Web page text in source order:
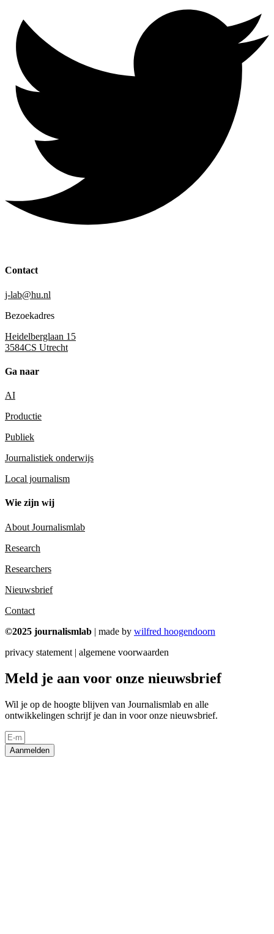
Contact
j-lab@hu.nl
Bezoekadres
Heidelberglaan 15
3584CS Utrecht
Ga naar
AI
Productie
Publiek
Journalistiek onderwijs
Local journalism
Wie zijn wij
About Journalismlab
Research
Researchers
Nieuwsbrief
Contact
©2025 journalismlab | made by wilfred hoogendoorn
privacy statement | algemene voorwaarden
Meld je aan voor onze nieuwsbrief
Wil je op de hoogte blijven van Journalismlab en alle
ontwikkelingen schrijf je dan in voor onze nieuwsbrief.
Aanmelden